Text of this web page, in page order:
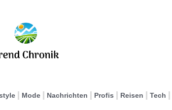
Mode Nachrichten Profis Reisen Tech